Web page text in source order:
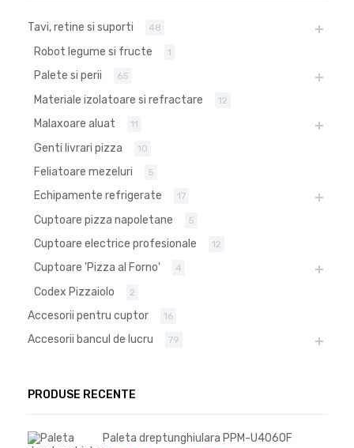
Tavi, retine si suporti 48
Robot legume si fructe 1
Palete si perii 65
Materiale izolatoare si refractare 12
Malaxoare aluat 11
Genti livrari pizza 10
Feliatoare mezeluri 5
Echipamente refrigerate 17
Cuptoare pizza napoletane 5
Cuptoare electrice profesionale 12
Cuptoare 'Pizza al Forno' 4
Codex Pizzaiolo 2
Accesorii pentru cuptor 16
Accesorii bancul de lucru 79
PRODUSE RECENTE
Paleta dreptunghiulara PPM-U4060F